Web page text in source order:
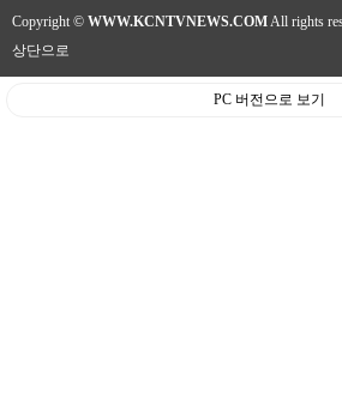
Copyright © WWW.KCNTVNEWS.COMAll rights
상단으로
PC 버전으로 보기